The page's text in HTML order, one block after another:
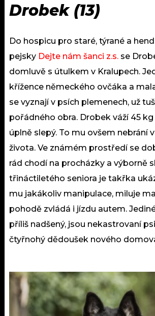
Drobek (13)
Do hospicu pro staré, týrané a
pejsky Dejte nám šanci z.s. se
domluvě s útulkem v Kralupech.
křížence německého ovčáka a
se vyznají v psích plemenech, už
pořádného obra. Drobek váží 45 kg
úplně slepý. To mu ovšem nebrání
života. Ve známém prostředí se
rád chodí na procházky a výborně
třináctiletého seniora je takřka
mu jakákoliv manipulace, miluje
pohodě zvládá i jízdu autem.
příliš nadšený, jsou nekastrovaní
čtyřnohý dědoušek nového